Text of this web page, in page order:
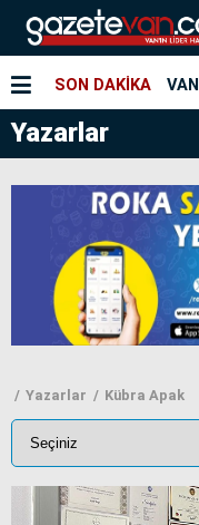
SON DAKİKA VAN
Yazarlar
Yazarlar Kübra Apak